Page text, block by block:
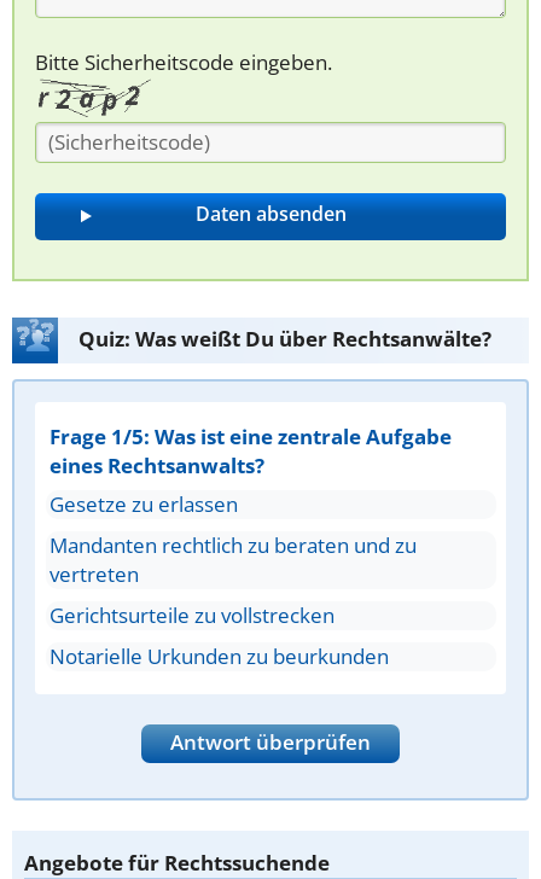
Bitte Sicherheitscode eingeben.
Quiz: Was weißt Du über Rechtsanwälte?
Frage 1/5: Was ist eine zentrale Aufgabe
eines Rechtsanwalts?
Gesetze zu erlassen
Mandanten rechtlich zu beraten und zu
vertreten
Gerichtsurteile zu vollstrecken
Notarielle Urkunden zu beurkunden
Antwort überprüfen
Angebote für Rechtssuchende